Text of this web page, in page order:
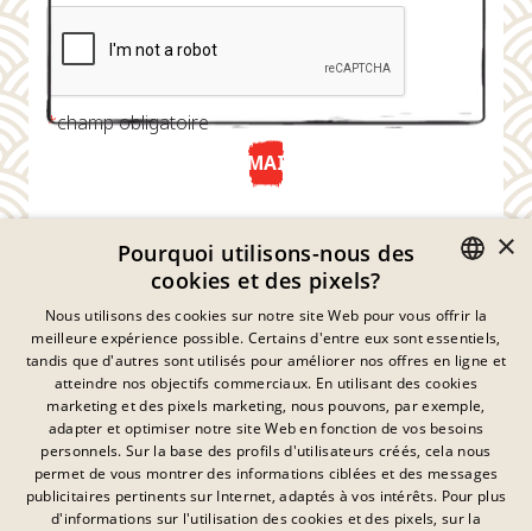
*champ obligatoire
ENVOYER MAINTENANT
Déclaration De Confidentialité
Empreinte
Mentions Légales
Contact
GERMAN
FRENCH
DANISH
SWEDISH
HUNGARIAN
×
Pourquoi utilisons-nous des
cookies et des pixels?
Nous utilisons des cookies sur notre site Web pour vous offrir la
meilleure expérience possible. Certains d'entre eux sont essentiels,
tandis que d'autres sont utilisés pour améliorer nos offres en ligne et
atteindre nos objectifs commerciaux. En utilisant des cookies
marketing et des pixels marketing, nous pouvons, par exemple,
adapter et optimiser notre site Web en fonction de vos besoins
personnels. Sur la base des profils d'utilisateurs créés, cela nous
permet de vous montrer des informations ciblées et des messages
publicitaires pertinents sur Internet, adaptés à vos intérêts. Pour plus
d'informations sur l'utilisation des cookies et des pixels, sur la